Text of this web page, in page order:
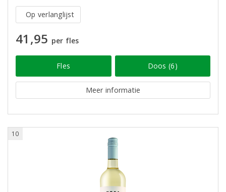
Op verlanglijst
41,95 per fles
Fles Doos (6)
Meer informatie
10